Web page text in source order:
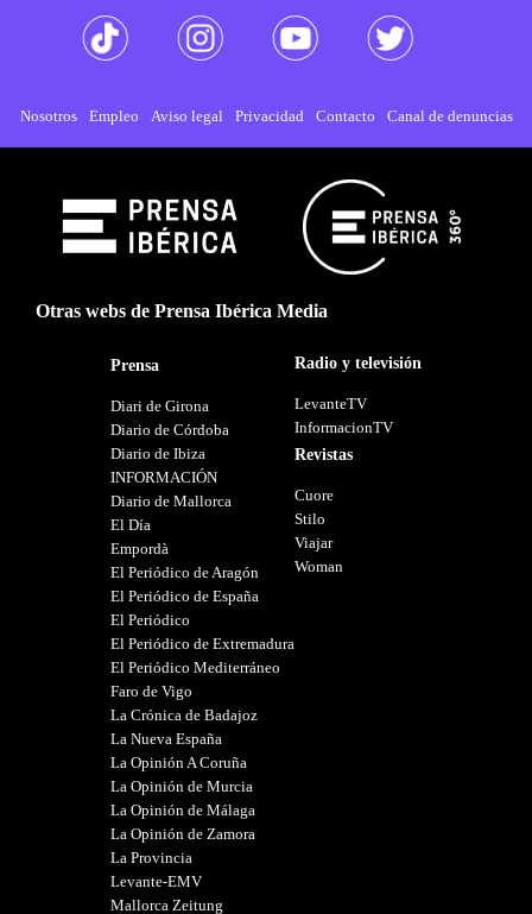
Nosotros Empleo Aviso legal Privacidad Contacto Canal de denuncias
Otras webs de Prensa Ibérica Media
Prensa
Diari de Girona
Diario de Córdoba
Diario de Ibiza
INFORMACIÓN
Diario de Mallorca
El Día
Empordà
El Periódico de Aragón
El Periódico de España
El Periódico
El Periódico de Extremadura
El Periódico Mediterráneo
Faro de Vigo
La Crónica de Badajoz
La Nueva España
La Opinión A Coruña
La Opinión de Murcia
La Opinión de Málaga
La Opinión de Zamora
La Provincia
Levante-EMV
Mallorca Zeitung
Radio y televisión
LevanteTV
InformacionTV
Revistas
Cuore
Stilo
Viajar
Woman